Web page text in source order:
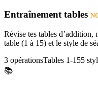
Entraînement tables
Révise tes tables
table (1 à 15) et le style de
3 opérationsTables 1-155
📚